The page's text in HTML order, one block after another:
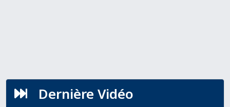
 Dernière Vidéo